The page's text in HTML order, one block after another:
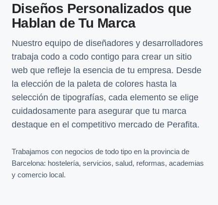
Diseños Personalizados que
Hablan de Tu Marca
Nuestro equipo de diseñadores y desarrolladores
trabaja codo a codo contigo para crear un sitio
web que refleje la esencia de tu empresa. Desde
la elección de la paleta de colores hasta la
selección de tipografías, cada elemento se elige
cuidadosamente para asegurar que tu marca
destaque en el competitivo mercado de Perafita.
Trabajamos con negocios de todo tipo en la provincia de
Barcelona: hostelería, servicios, salud, reformas, academias
y comercio local.